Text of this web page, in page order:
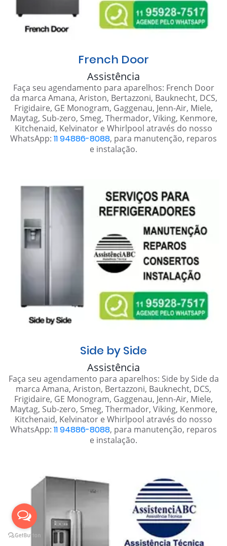
French Door
Assistência
Faça seu agendamento para aparelhos: French Door
da marca Amana, Ariston, Bertazzoni, Bauknecht, DCS,
Frigidaire, GE Monogram, Gaggenau, Jenn-Air, Miele,
Maytag, Sub-zero, Smeg, Thermador, Viking, Kenmore,
Kitchenaid, Kelvinator e Whirlpool através do nosso
WhatsApp: 11 94886-8088, para manutenção, reparos
e instalação.
Side by Side
Assistência
Faça seu agendamento para aparelhos: Side by Side da
marca Amana, Ariston, Bertazzoni, Bauknecht, DCS,
Frigidaire, GE Monogram, Gaggenau, Jenn-Air, Miele,
Maytag, Sub-zero, Smeg, Thermador, Viking, Kenmore,
Kitchenaid, Kelvinator e Whirlpool através do nosso
WhatsApp: 11 94886-8088, para manutenção, reparos
e instalação.